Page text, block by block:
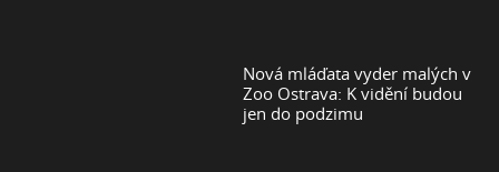
Nová mláďata vyder malých v
Zoo Ostrava: K vidění budou
jen do podzimu